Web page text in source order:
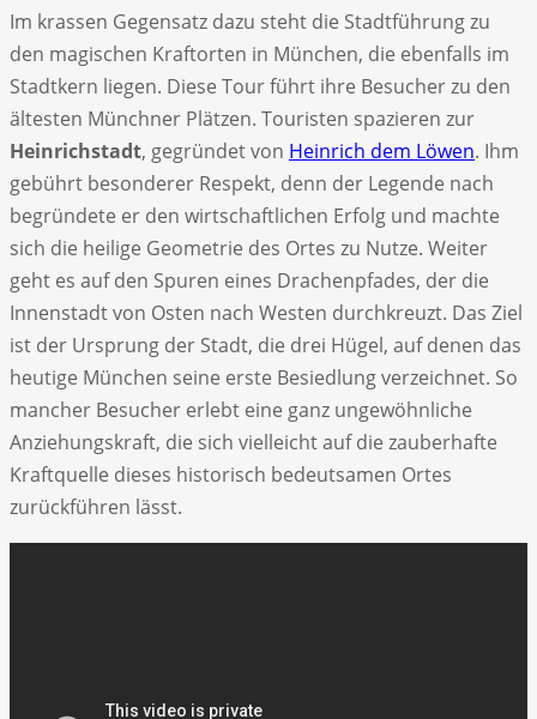
Im krassen Gegensatz dazu steht die Stadtführung zu
den magischen Kraftorten in München, die ebenfalls im
Stadtkern liegen. Diese Tour führt ihre Besucher zu den
ältesten Münchner Plätzen. Touristen spazieren zur
Heinrichstadt, gegründet von Heinrich dem Löwen. Ihm
gebührt besonderer Respekt, denn der Legende nach
begründete er den wirtschaftlichen Erfolg und machte
sich die heilige Geometrie des Ortes zu Nutze. Weiter
geht es auf den Spuren eines Drachenpfades, der die
Innenstadt von Osten nach Westen durchkreuzt. Das Ziel
ist der Ursprung der Stadt, die drei Hügel, auf denen das
heutige München seine erste Besiedlung verzeichnet. So
mancher Besucher erlebt eine ganz ungewöhnliche
Anziehungskraft, die sich vielleicht auf die zauberhafte
Kraftquelle dieses historisch bedeutsamen Ortes
zurückführen lässt.